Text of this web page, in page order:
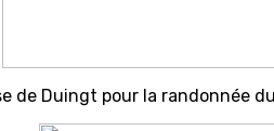
de Duingt pour la randonnée